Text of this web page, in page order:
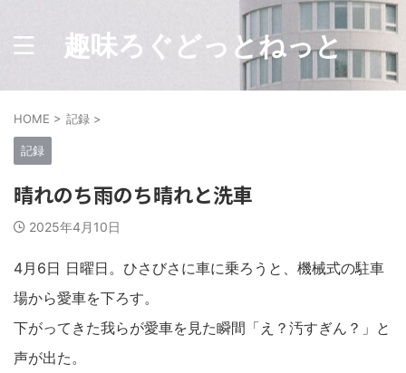
趣味ろぐどっとねっと
HOME > 記録 >
記録
晴れのち雨のち晴れと洗車
2025年4月10日
4月6日 日曜日。ひさびさに車に乗ろうと、機械式の駐車
場から愛車を下ろす。
下がってきた我らが愛車を見た瞬間「え？汚すぎん？」と
声が出た。